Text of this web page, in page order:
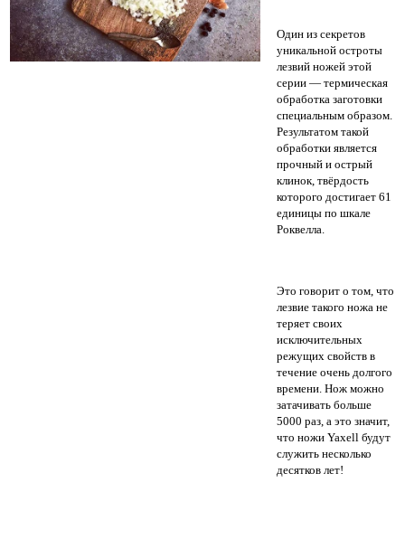
Один из секретов
уникальной остроты
лезвий ножей этой
серии — термическая
обработка заготовки
специальным образом.
Результатом такой
обработки является
прочный и острый
клинок, твёрдость
которого достигает 61
единицы по шкале
Роквелла.
Это говорит о том, что
лезвие такого ножа не
теряет своих
исключительных
режущих свойств в
течение очень долгого
времени. Нож можно
затачивать больше
5000 раз, а это значит,
что ножи Yaxell будут
служить несколько
десятков лет!